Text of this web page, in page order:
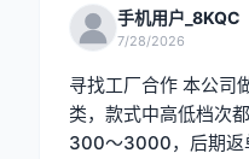
手机用户_8KQC
7/28/2026
寻找工厂合作 本公司做针织梭织牛仔毛织 全品
类，款式中高低档次
300～3000，后期返